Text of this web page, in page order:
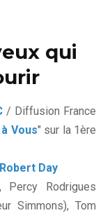
qui
/ Diffusion France
Vous" sur la 1ère
Robert Day
Percy Rodrigues
Simmons), Tom